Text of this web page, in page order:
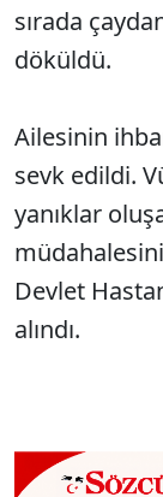
sırada
döküldü.
Ailesinin
sevk edildi.
yanıklar
Devlet
alındı.